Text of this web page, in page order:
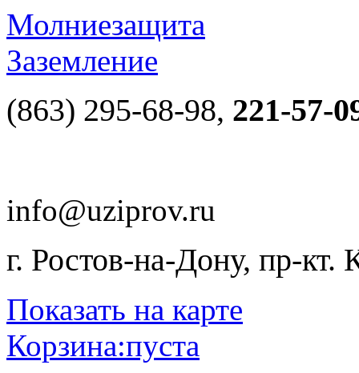
Молниезащита
Заземление
(863) 295-68-98, 221-57-
info@uziprov.ru
г. Ростов-на-Дону, пр-кт.
Показать на карте
Корзина:пуста